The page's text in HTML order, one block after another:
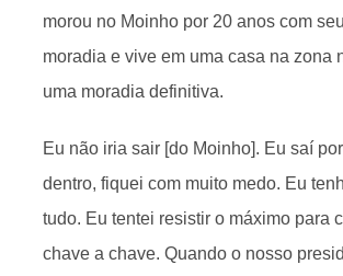
morou no Moinho por 20 anos com
moradia e vive em uma casa na zona
uma moradia definitiva.
Eu não iria sair [do Moinho]. Eu saí
dentro, fiquei com muito medo. Eu
tudo. Eu tentei resistir o máximo para
chave a chave. Quando o nosso